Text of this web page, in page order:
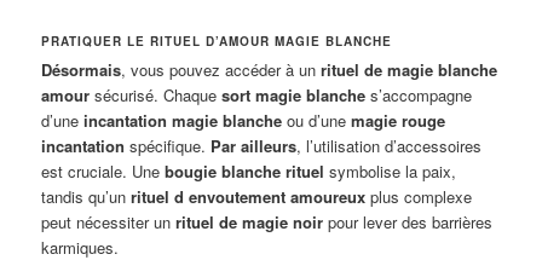
PRATIQUER LE RITUEL D’AMOUR MAGIE BLANCHE
Désormais, vous pouvez accéder à unrituel de magie blanche
amour sécurisé. Chaquesort magie blanche s’accompagne
d’uneincantation magie blanche ou d’unemagie rouge
incantation spécifique. Par ailleurs, l’utilisation d’accessoires
est cruciale. Unebougie blanche rituel symbolise la paix,
tandis qu’unrituel d envoutement amoureux plus complexe
peut nécessiter unrituel de magie noir pour lever des barrières
karmiques.